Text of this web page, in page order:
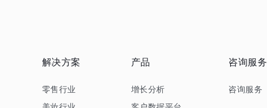
解决方案
零售行业
产品
增长分析
咨询服务
咨询服务